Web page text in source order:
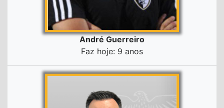
André Guerreiro
Faz hoje: 9 anos